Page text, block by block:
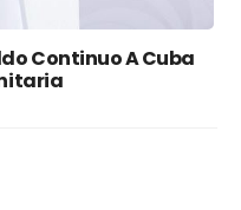
Continuo A Cuba